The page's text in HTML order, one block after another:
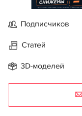
Подписчиков
Статей
3D-моделей